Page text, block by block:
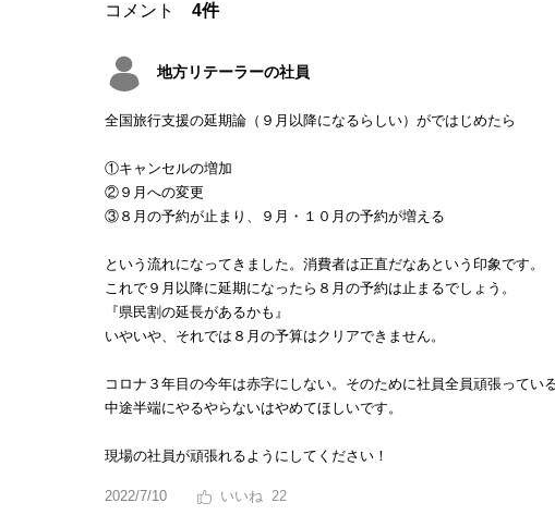
コメント 4件
地方リテーラーの社員
全国旅行支援の延期論（９月以降になるらしい）がではじめたら
①キャンセルの増加
②９月への変更
③８月の予約が止まり、９月・１０月の予約が増える
という流れになってきました。消費者は正直だなあという印象です。
これで９月以降に延期になったら８月の予約は止まるでしょう。
『県民割の延長があるかも』
いやいや、それでは８月の予算はクリアできません。
コロナ３年目の今年は赤字にしない。そのために社員全員頑張ってい
中途半端にやるやらないはやめてほしいです。
現場の社員が頑張れるようにしてください！
2022/7/10 22